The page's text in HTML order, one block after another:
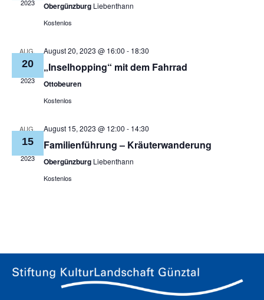
2023 Obergünzburg Liebenthann
Kostenlos
AUG.
20
2023
August 20, 2023 @ 16:00 - 18:30
„Inselhopping“ mit dem Fahrrad
Ottobeuren
Kostenlos
AUG.
15
2023
August 15, 2023 @ 12:00 - 14:30
Familienführung – Kräuterwanderung
Obergünzburg Liebenthann
Kostenlos